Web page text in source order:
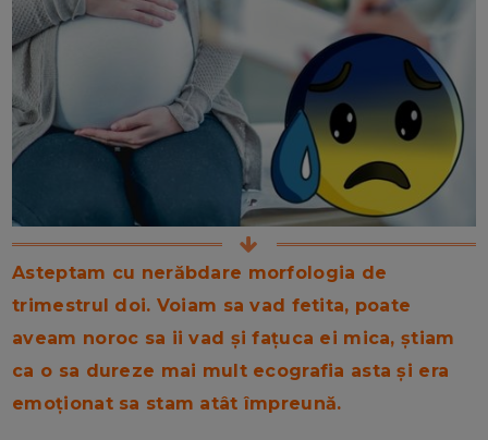
Asteptam cu nerăbdare morfologia de
trimestrul doi. Voiam sa vad fetita, poate
aveam noroc sa ii vad și fațuca ei mica, știam
ca o sa dureze mai mult ecografia asta și era
emoționat sa stam atât împreună.